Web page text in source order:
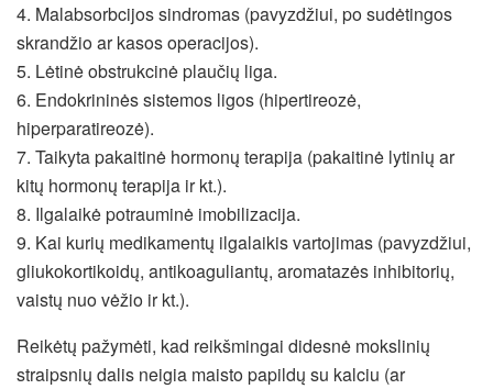
4. Malabsorbcijos sindromas (pavyzdžiui, po sudėtingos
skrandžio ar kasos operacijos).
5. Lėtinė obstrukcinė plaučių liga.
6. Endokrininės sistemos ligos (hipertireozė,
hiperparatireozė).
7. Taikyta pakaitinė hormonų terapija (pakaitinė lytinių ar
kitų hormonų terapija ir kt.).
8. Ilgalaikė potrauminė imobilizacija.
9. Kai kurių medikamentų ilgalaikis vartojimas (pavyzdžiui,
gliukokortikoidų, antikoaguliantų, aromatazės inhibitorių,
vaistų nuo vėžio ir kt.).
Reikėtų pažymėti, kad reikšmingai didesnė mokslinių
straipsnių dalis neigia maisto papildų su kalciu (ar